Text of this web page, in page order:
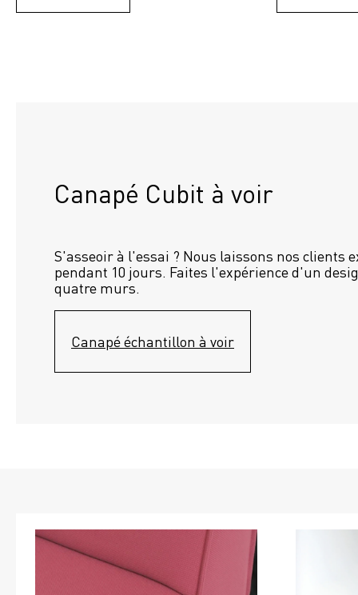
Canapé Cubit à voir
S'asseoir à l'essai ? Nous laissons nos clients
pendant 10 jours. Faites l'expérience d'un
quatre murs.
Canapé échantillon à voir